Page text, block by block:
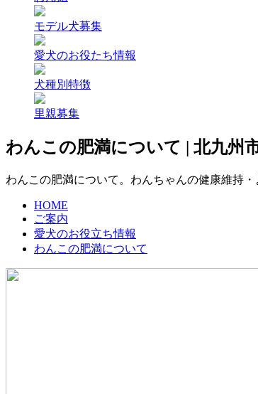
モデル犬募集
愛犬のお役たち情報
犬種別特徴
里親募集
わんこの肥満について | 北九州
わんこの肥満について。わんちゃんの健康維持
HOME
ご案内
愛犬のお役立ち情報
わんこの肥満について